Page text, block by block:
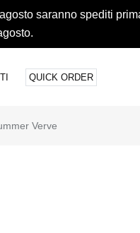
saranno spediti
QUICK ORDER
Verve